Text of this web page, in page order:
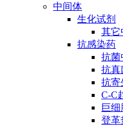
中间体
生化试剂
其它
抗感染药
抗菌
抗真
抗寄
C-C
巨
登革